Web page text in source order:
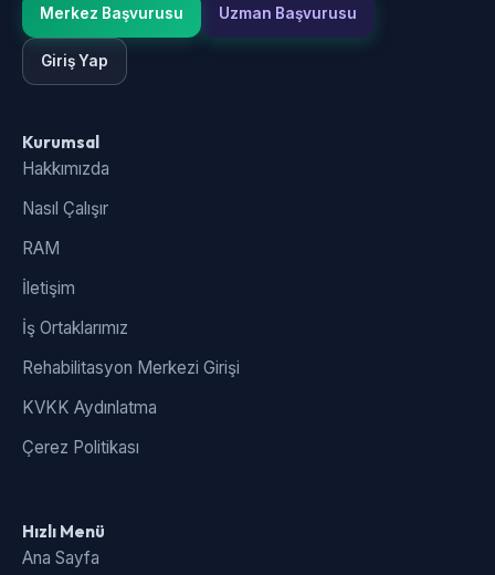
Merkez Başvurusu Uzman Başvurusu
Giriş Yap
Kurumsal
Hakkımızda
Nasıl Çalışır
RAM
İletişim
İş Ortaklarımız
Rehabilitasyon Merkezi Girişi
KVKK Aydınlatma
Çerez Politikası
Hızlı Menü
Ana Sayfa